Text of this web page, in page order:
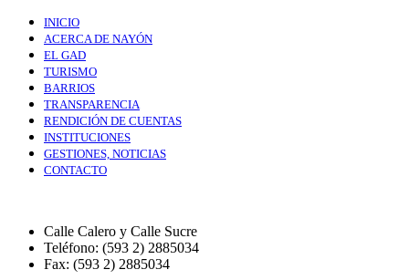
INICIO
ACERCA DE NAYÓN
EL GAD
TURISMO
BARRIOS
TRANSPARENCIA
RENDICIÓN DE CUENTAS
INSTITUCIONES
GESTIONES, NOTICIAS
CONTACTO
Calle Calero y Calle Sucre
Teléfono: (593 2) 2885034
Fax: (593 2) 2885034